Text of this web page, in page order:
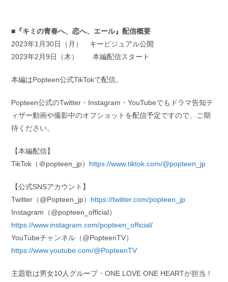
■『キミの青春へ、恋へ、エール』配信概要
2023年1月30日（月） キービジュアル公開
2023年2月9日（木） 本編配信スタート
本編はPopteen公式TikTokで配信。
Popteen公式のTwitter・Instagram・YouTubeでもドラマ告知テ
ィザー動画や撮影中のオフショットを配信予定ですので、ご期
待ください。
【本編配信】
TikTok（＠popteen_jp） https://www.tiktok.com/@popteen_jp
【公式SNSアカウント】
Twitter（@Popteen_jp） https://twitter.com/popteen_jp
Instagram（@popteen_official）
https://www.instagram.com/popteen_official/
YouTubeチャンネル（@PopteenTV）
https://www.youtube.com/@PopteenTV
主題歌は男女10人グループ・ONE LOVE ONE HEARTが担当！